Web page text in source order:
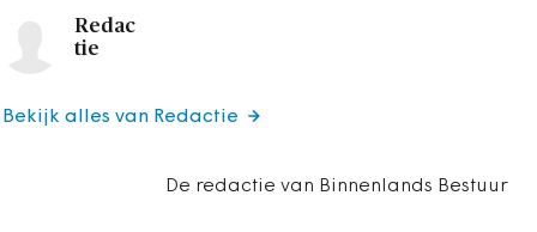
Redac
tie
De redactie van Binnenlands Bestuur
Bekijk alles van Redactie